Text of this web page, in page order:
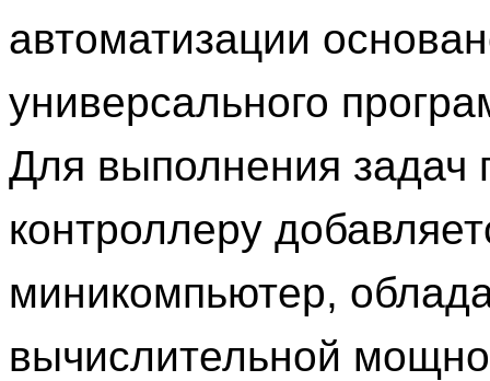
автоматизации
универсального
Для выполнения задач
контроллеру
миникомпьютер,
вычислительной